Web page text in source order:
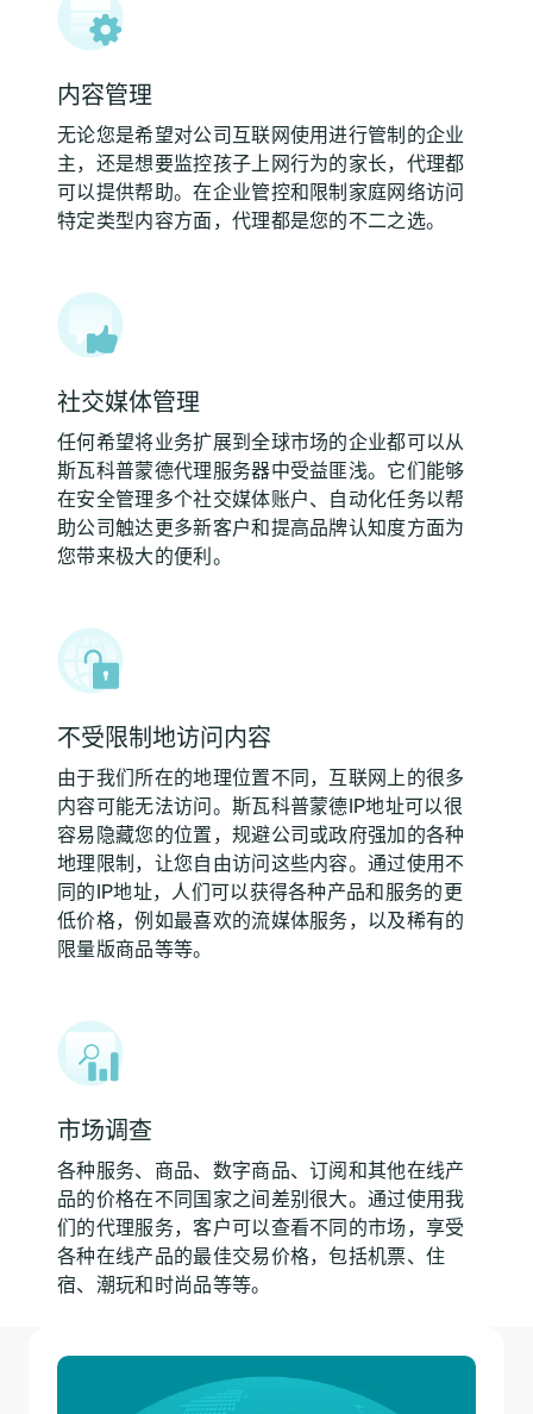
内容管理
无论您是希望对公司互联网使用进行管制的企业
主，还是想要监控孩子上网行为的家长，代理都
可以提供帮助。在企业管控和限制家庭网络访问
特定类型内容方面，代理都是您的不二之选。
社交媒体管理
任何希望将业务扩展到全球市场的企业都可以从
斯瓦科普蒙德代理服务器中受益匪浅。它们能够
在安全管理多个社交媒体账户、自动化任务以帮
助公司触达更多新客户和提高品牌认知度方面为
您带来极大的便利。
不受限制地访问内容
由于我们所在的地理位置不同，互联网上的很多
内容可能无法访问。斯瓦科普蒙德IP地址可以很
容易隐藏您的位置，规避公司或政府强加的各种
地理限制，让您自由访问这些内容。通过使用不
同的IP地址，人们可以获得各种产品和服务的更
低价格，例如最喜欢的流媒体服务，以及稀有的
限量版商品等等。
市场调查
各种服务、商品、数字商品、订阅和其他在线产
品的价格在不同国家之间差别很大。通过使用我
们的代理服务，客户可以查看不同的市场，享受
各种在线产品的最佳交易价格，包括机票、住
宿、潮玩和时尚品等等。